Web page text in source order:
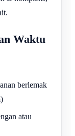
Waktu
berlemak
atau